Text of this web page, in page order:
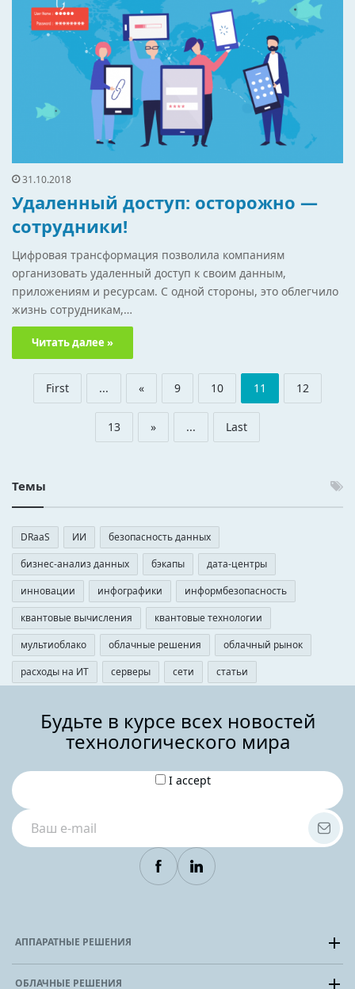
31.10.2018
Удаленный доступ: осторожно —
сотрудники!
Цифровая трансформация позволила компаниям
организовать удаленный доступ к своим данным,
приложениям и ресурсам. С одной стороны, это облегчило
жизнь сотрудникам,…
Читать далее »
First ... « 9 10 11 12
13 » ... Last
Темы
DRaaS ИИ
безопасность данных
бизнес-анализ данных
бэкапы
дата-центры
инновации
инфографики
информбезопасность
квантовые вычисления
квантовые технологии
мультиоблако
облачные решения
облачный рынок
расходы на ИТ
серверы сети статьи
Будьте в курсе всех новостей
технологического мира
I accept
АППАРАТНЫЕ РЕШЕНИЯ
ОБЛАЧНЫЕ РЕШЕНИЯ